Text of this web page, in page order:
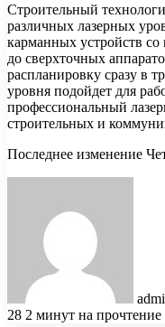
Строительный
различных лазерных
карманных устройств
до сверхточных
распланировку сразу в
уровня подойдет для
профессиональный
строительных и
Последнее изменение
28 2 минут на прочтение